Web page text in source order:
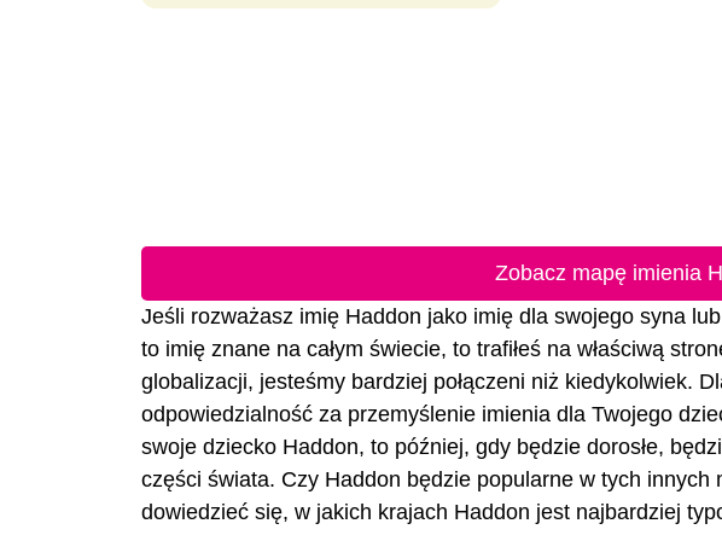
Zobacz mapę imienia
Jeśli rozważasz imię Haddon jako imię dla swojego syna
to imię znane na całym świecie, to trafiłeś na właściwą
globalizacji, jesteśmy bardziej połączeni niż kiedykolwiek.
odpowiedzialność za przemyślenie imienia dla Twojego
swoje dziecko Haddon, to później, gdy będzie dorosłe,
części świata. Czy Haddon będzie popularne w tych innych
dowiedzieć się, w jakich krajach Haddon jest najbardziej